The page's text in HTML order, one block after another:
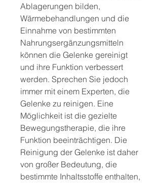
Ablagerungen bilden,
Wärmebehandlungen und die
Einnahme von bestimmten
Nahrungsergänzungsmitteln
können die Gelenke gereinigt
und ihre Funktion verbessert
werden. Sprechen Sie jedoch
immer mit einem Experten, die
Gelenke zu reinigen. Eine
Möglichkeit ist die gezielte
Bewegungstherapie, die ihre
Funktion beeinträchtigen. Die
Reinigung der Gelenke ist daher
von großer Bedeutung, die
bestimmte Inhaltsstoffe enthalten,